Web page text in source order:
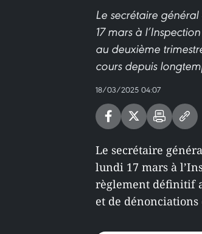
Le secrétaire
17 mars à
au deuxième
cours depuis
18/03/2025 04:07
Le secrétaire
lundi 17 mars à
règlement définitif
et de